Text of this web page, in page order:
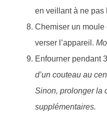
en veillant à ne pas
Chemiser un
verser l’appareil.
Enfourner pendant
d’un couteau au
Sinon, prolonger la
supplémentaires.